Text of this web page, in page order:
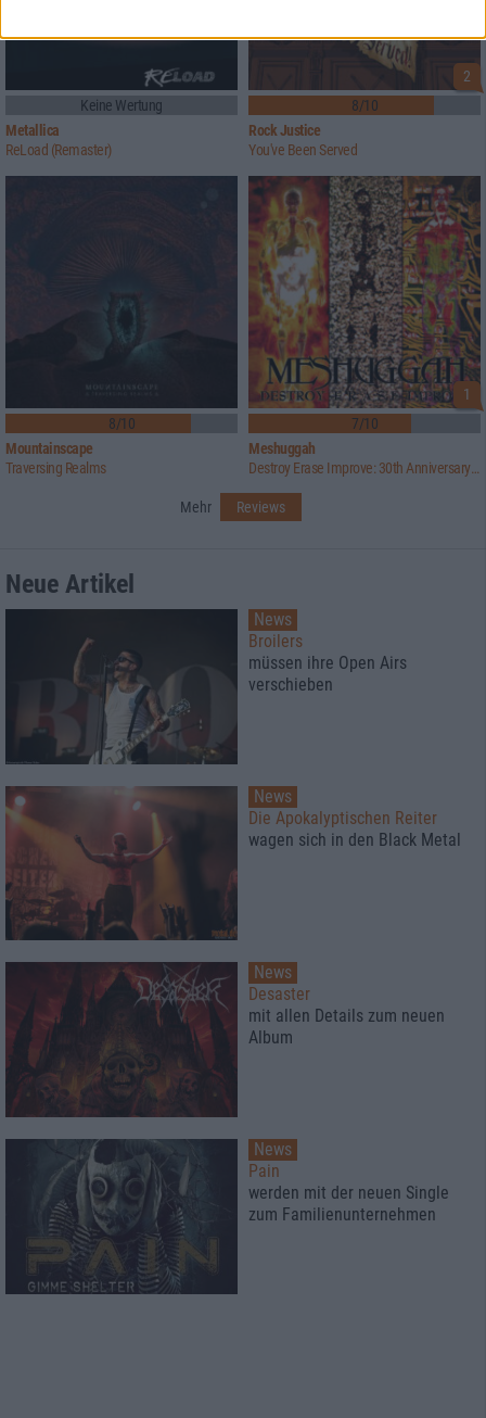
Keine Wertung
Metallica
ReLoad (Remaster)
2
8/10
Rock Justice
You've Been Served
8/10
Mountainscape
Traversing Realms
1
7/10
Meshuggah
Destroy Erase Improve: 30th Anniversary Edition
Mehr Reviews
Neue Artikel
News
Broilers
müssen ihre Open Airs
verschieben
News
Die Apokalyptischen Reiter
wagen sich in den Black Metal
News
Desaster
mit allen Details zum neuen
Album
News
Pain
werden mit der neuen Single
zum Familienunternehmen